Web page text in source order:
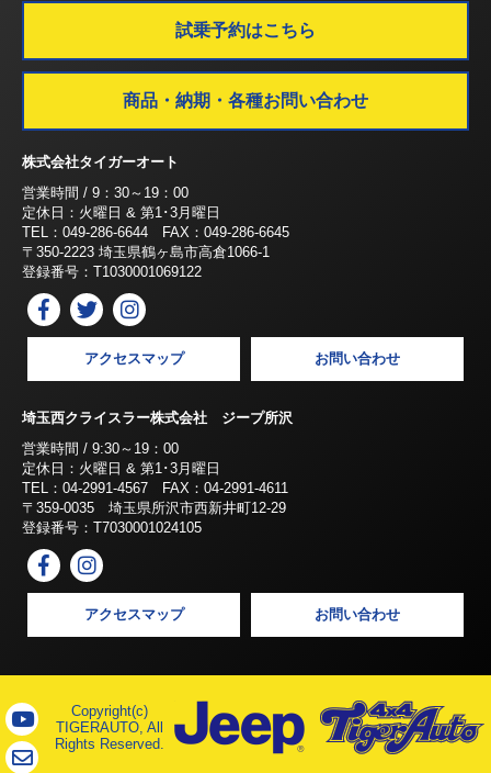
試乗予約はこちら
商品・納期・各種お問い合わせ
株式会社タイガーオート
営業時間 / 9：30～19：00
定休日：火曜日 & 第1･3月曜日
TEL：049-286-6644 FAX：049-286-6645
〒350-2223 埼玉県鶴ヶ島市高倉1066-1
登録番号：T1030001069122
アクセスマップ お問い合わせ
埼玉西クライスラー株式会社 ジープ所沢
営業時間 / 9:30～19：00
定休日：火曜日 & 第1･3月曜日
TEL：04-2991-4567 FAX：04-2991-4611
〒359-0035 埼玉県所沢市西新井町12-29
登録番号：T7030001024105
アクセスマップ お問い合わせ
Copyright(c)
TIGERAUTO, All
Rights Reserved.